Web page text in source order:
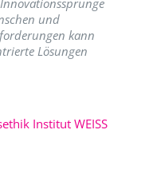
und
kann
Lösungen
Institut WEISS